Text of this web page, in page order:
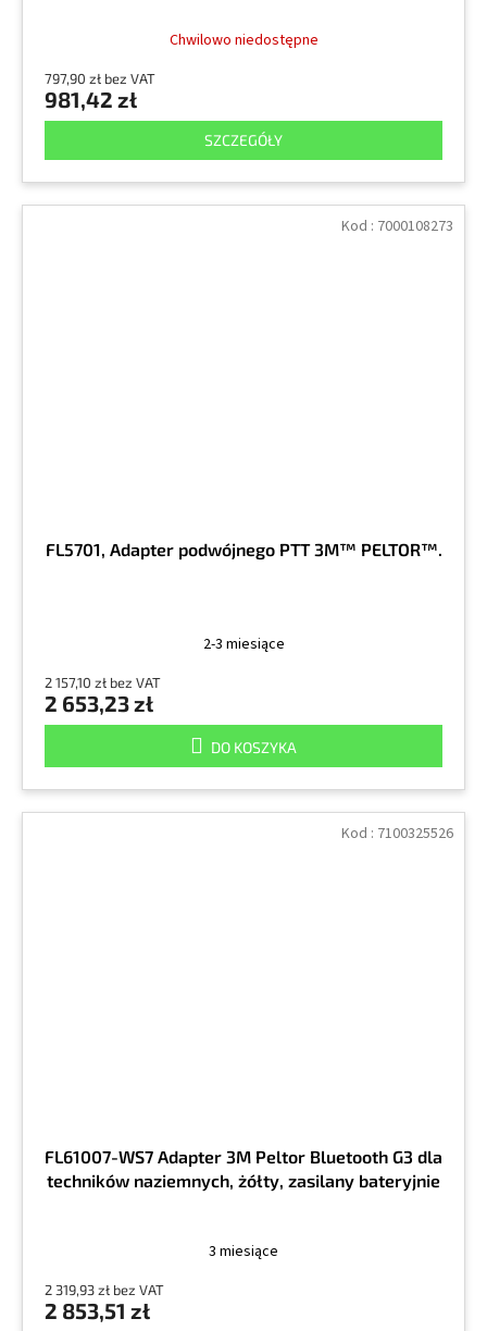
Chwilowo niedostępne
797,90 zł bez VAT
981,42 zł
SZCZEGÓŁY
FL5701, Adapter podwójnego PTT 3M™ PELTOR™.
2-3 miesiące
2 157,10 zł bez VAT
2 653,23 zł
DO KOSZYKA
Kod : 7000108273
FL61007-WS7 Adapter 3M Peltor Bluetooth G3 dla
techników naziemnych, żółty, zasilany bateryjnie
3 miesiące
2 319,93 zł bez VAT
2 853,51 zł
Kod : 7100325526